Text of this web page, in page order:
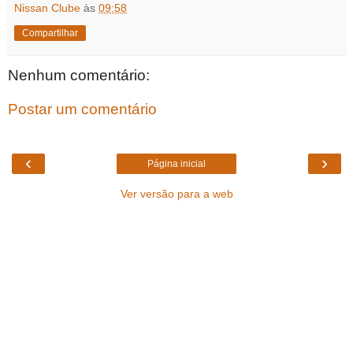
Nissan Clube às 09:58
Compartilhar
Nenhum comentário:
Postar um comentário
‹ ›
Página inicial
Ver versão para a web